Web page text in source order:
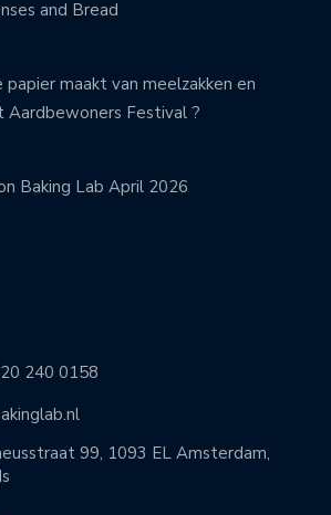
and Bread
papier maakt van meelzakken en
Festival ?
Baking Lab April 2026
240 0158
99, 1093 EL Amsterdam,